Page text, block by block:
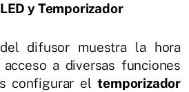
y Temporizador
difusor muestra la hora
a diversas funciones
configurar eltemporizador